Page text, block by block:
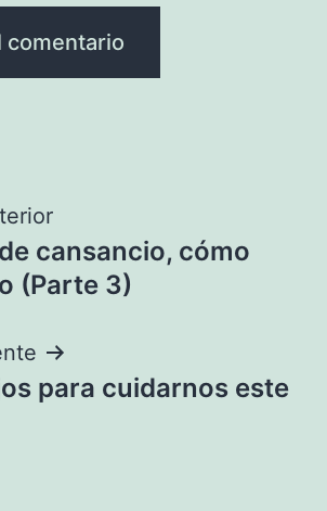
cansancio, cómo
(Parte 3)
para cuidarnos este